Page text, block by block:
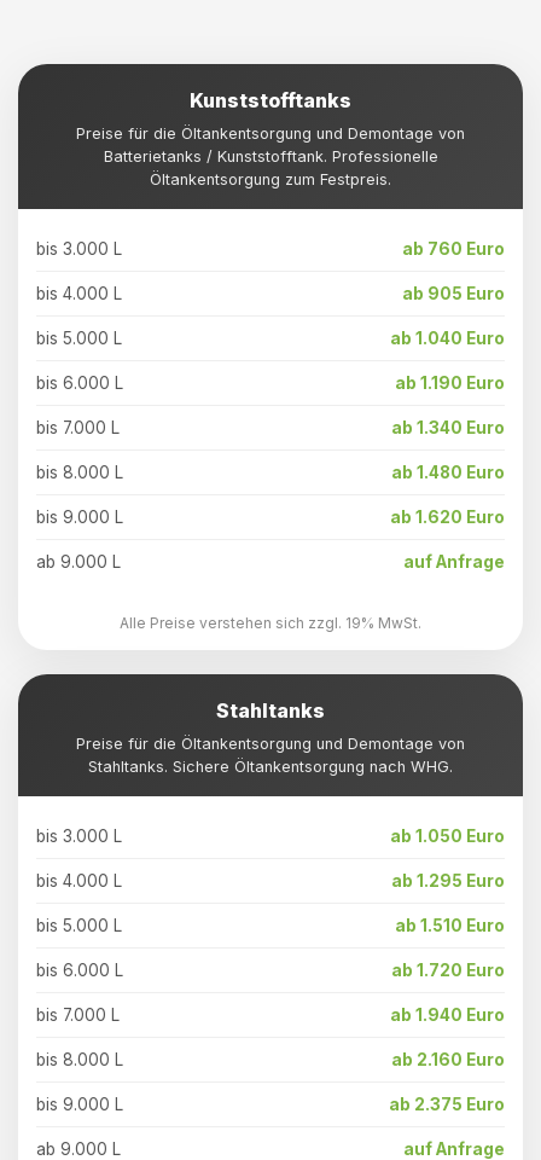
Kunststofftanks
Preise für die Öltankentsorgung und Demontage von
Batterietanks / Kunststofftank. Professionelle
Öltankentsorgung zum Festpreis.
bis 3.000 L ab 760 Euro
bis 4.000 L ab 905 Euro
bis 5.000 L ab 1.040 Euro
bis 6.000 L ab 1.190 Euro
bis 7.000 L ab 1.340 Euro
bis 8.000 L ab 1.480 Euro
bis 9.000 L ab 1.620 Euro
ab 9.000 L auf Anfrage
Alle Preise verstehen sich zzgl. 19% MwSt.
Stahltanks
Preise für die Öltankentsorgung und Demontage von
Stahltanks. Sichere Öltankentsorgung nach WHG.
bis 3.000 L ab 1.050 Euro
bis 4.000 L ab 1.295 Euro
bis 5.000 L ab 1.510 Euro
bis 6.000 L ab 1.720 Euro
bis 7.000 L ab 1.940 Euro
bis 8.000 L ab 2.160 Euro
bis 9.000 L ab 2.375 Euro
ab 9.000 L auf Anfrage